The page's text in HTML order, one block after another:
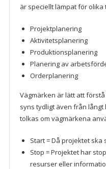
är speciellt lämpat för olika
Projektplanering
Aktivitetsplanering
Produktionsplanering
Planering av
Orderplanering
Vägmärken är lätt att
syns tydligt även från långt
tolkas om vägmärkena
Start = Då projektet ska
Stop = Projektet har
resurser eller